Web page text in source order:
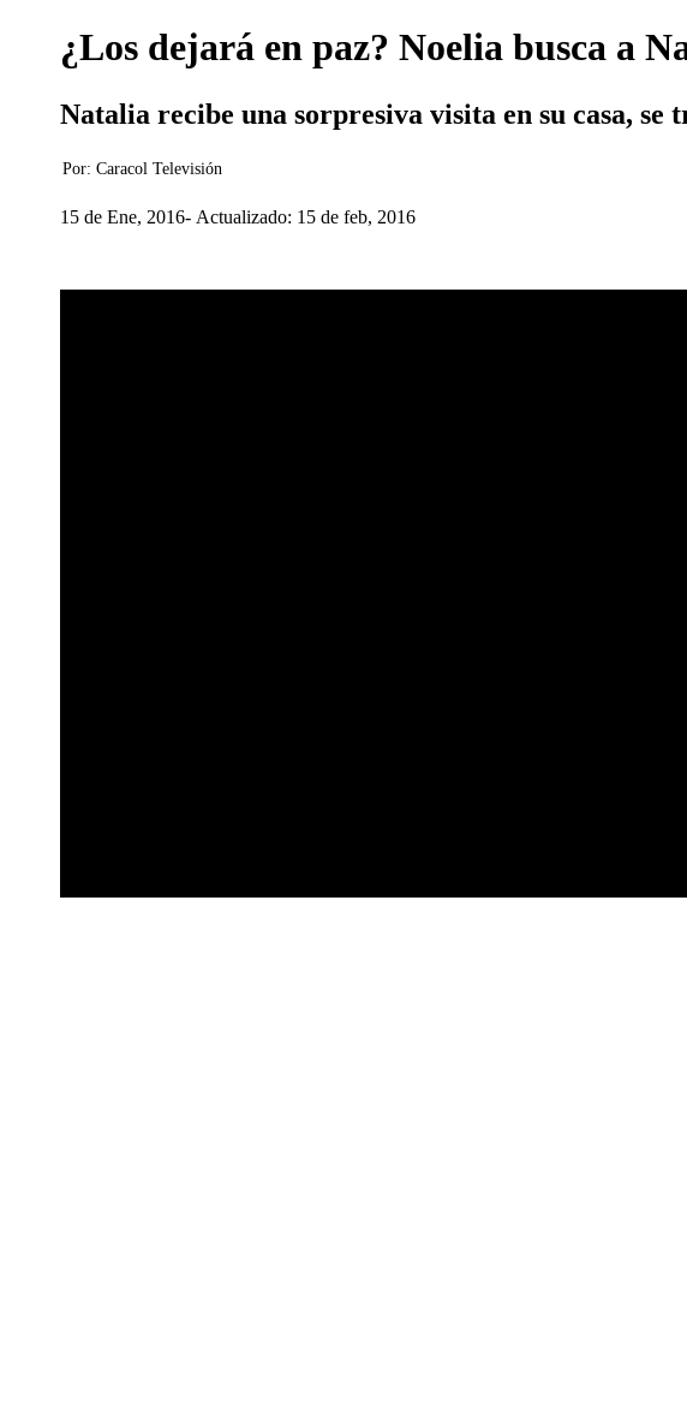
¿Los dejará en paz? Noelia busca a
Natalia recibe una sorpresiva visita en su casa,
Por: Caracol Televisión
15 de Ene, 2016 Actualizado: 15 de feb, 2016